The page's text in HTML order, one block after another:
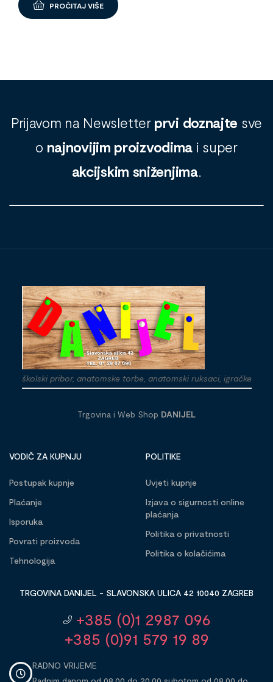
PROČITAJ VIŠE
Prijavom na Newsletter prvi doznajte sve
o najnovijim proizvodima i super
akcijskim sniženjima.
školski pribor, anatomske torbe, anatomski ruksaci, igračke
Trgovina i Web Shop DANIJEL
VODIČ ZA KUPNJU
Postupak kupnje
Plaćanje
Isporuka
Povrati proizvoda
Tehnologija
POLITIKE
Uvjeti kupnje
Izjava o sigurnosti online
plaćanja
Politika o privatnosti
Politika o kolačićima
TRGOVINA DANIJEL - SLAVONSKA ULICA 42 10040 ZAGREB
+385 (0)1 2987 096
+385 (0)91 579 19 89
RADNO VRIJEME